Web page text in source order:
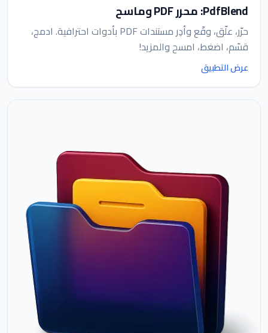
PdfBlend: محرر PDF وماسح
حرّر، علّق، وقّع وأدِر مستندات PDF بأدوات احترافية. ادمج،
قسّم، اضغط، امسح والمزيد!
عرض التطبيق